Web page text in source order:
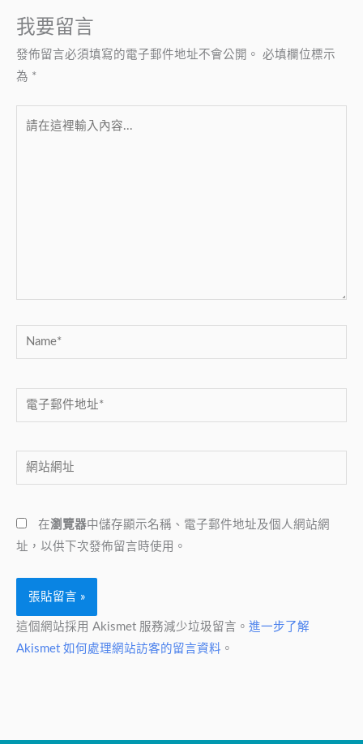
我要留言
發佈留言必須填寫的電子郵件地址不會公開。 必填欄位標示
為 *
Name*
電
子
件
地
*
網
站
址
在瀏覽器中儲存顯示名稱、電子郵件地址及個人網站網
址，以供下次發佈留言時使用。
這個網站採用 Akismet 服務減少垃圾留言。 進一步了解
Akismet 如何處理網站訪客的留言資料 。